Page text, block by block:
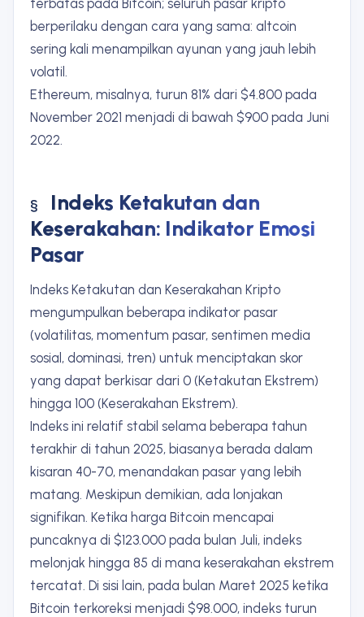
terbatas pada Bitcoin; seluruh pasar kripto
berperilaku dengan cara yang sama: altcoin
sering kali menampilkan ayunan yang jauh lebih
volatil.
Ethereum, misalnya, turun 81% dari $4.800 pada
November 2021 menjadi di bawah $900 pada Juni
2022.
Indeks Ketakutan dan
Keserakahan: Indikator Emosi
Pasar
Indeks Ketakutan dan Keserakahan Kripto
mengumpulkan beberapa indikator pasar
(volatilitas, momentum pasar, sentimen media
sosial, dominasi, tren) untuk menciptakan skor
yang dapat berkisar dari 0 (Ketakutan Ekstrem)
hingga 100 (Keserakahan Ekstrem).
Indeks ini relatif stabil selama beberapa tahun
terakhir di tahun 2025, biasanya berada dalam
kisaran 40-70, menandakan pasar yang lebih
matang. Meskipun demikian, ada lonjakan
signifikan. Ketika harga Bitcoin mencapai
puncaknya di $123.000 pada bulan Juli, indeks
melonjak hingga 85 di mana keserakahan ekstrem
tercatat. Di sisi lain, pada bulan Maret 2025 ketika
Bitcoin terkoreksi menjadi $98.000, indeks turun